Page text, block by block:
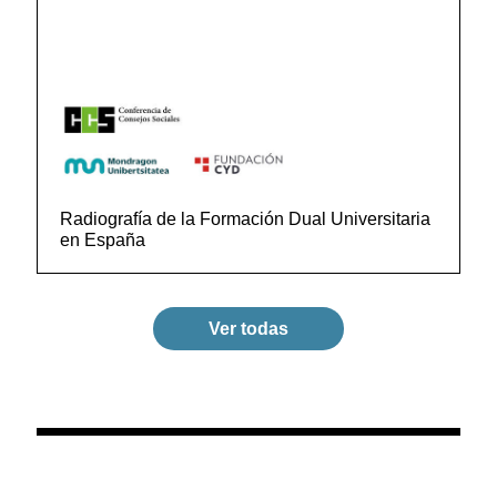
Radiografía de la Formación Dual Universitaria
en España
Ver todas